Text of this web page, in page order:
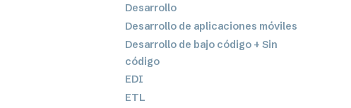
Desarrollo
Desarrollo de aplicaciones móviles
Desarrollo de bajo código + Sin
código
EDI
ETL